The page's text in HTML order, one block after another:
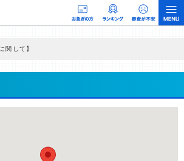
関して】
はなく、当編集部の調査／ユーザーへの口コミ収集な
た情報提供を行っています。